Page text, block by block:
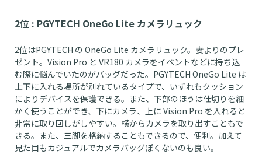
2位 : PGYTECH OneGo Lite カメラリュック
2位はPGYTECH の OneGo Lite カメラリュック。妻よりのプレ
ゼント。Vision Pro と VR180 カメラをイベントなどに持ち込
む際に悩んでいたのがバッグだった。PGYTECH OneGo Lite は
上下に入れる場所が別れているタイプで、いずれもクッション
によりデバイスを保護できる。また、下部のほうは仕切りを細
かく使うことができ、下にカメラ、上に Vision Pro を入れると
非常に取り回しがしやすい。横からカメラを取り出すこともで
きる。また、三脚を格納することもできるので、便利。加えて
見た目もカジュアルでカメラバッグぽくないのも良い。